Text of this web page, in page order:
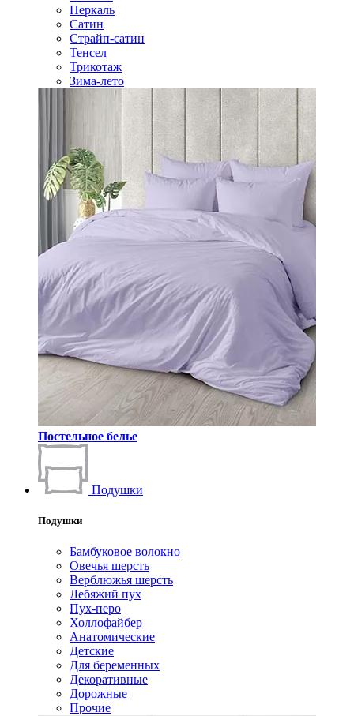
Перкаль
Сатин
Страйп-сатин
Тенсел
Трикотаж
Зима-лето
Постельное белье
Подушки
Подушки
Бамбуковое волокно
Овечья шерсть
Верблюжья шерсть
Лебяжий пух
Пух-перо
Холлофайбер
Анатомические
Детские
Для беременных
Декоративные
Дорожные
Прочие